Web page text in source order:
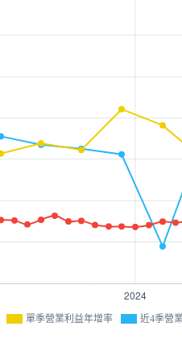
單季營業利益年增率 近4季營